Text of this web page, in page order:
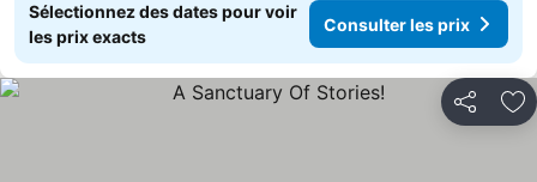
Sélectionnez des dates pour voir
les prix exacts
Consulter les prix
Partager